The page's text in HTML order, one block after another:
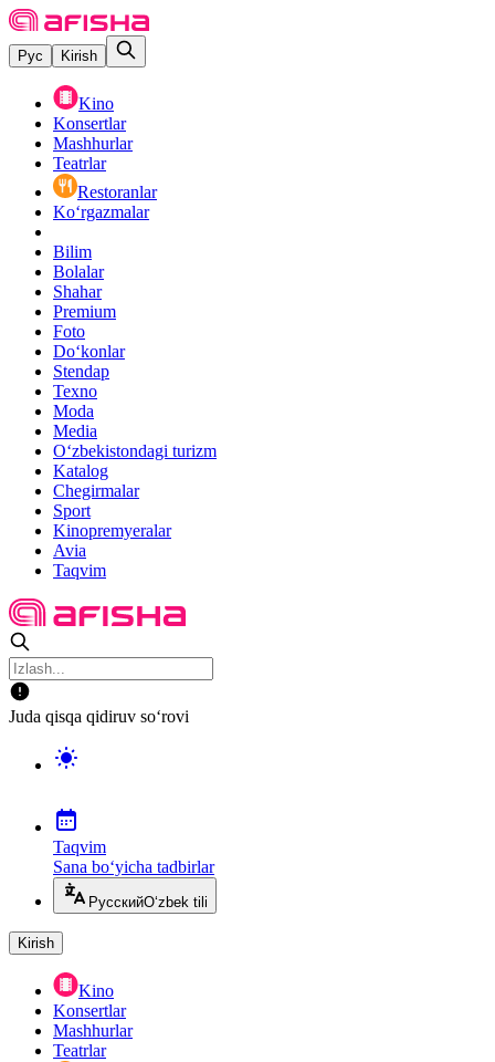
Рус Kirish
Kino
Konsertlar
Mashhurlar
Teatrlar
Restoranlar
Ko‘rgazmalar
Bilim
Bolalar
Shahar
Premium
Foto
Do‘konlar
Stendap
Texno
Moda
Media
O‘zbekistondagi turizm
Katalog
Chegirmalar
Sport
Kinopremyeralar
Avia
Taqvim
Juda qisqa qidiruv so‘rovi
Taqvim
Sana bo‘yicha tadbirlar
РусскийO‘zbek tili
Kirish
Kino
Konsertlar
Mashhurlar
Teatrlar